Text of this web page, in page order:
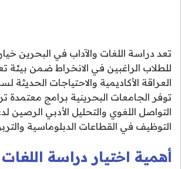
تعد دراسة اللغات والآداب في البحرين
للطلاب الراغبين في الانخراط ضمن بيئة
العراقة الأكاديمية والاحتياجات
توفر الجامعات البحرينية برامج معتمدة
التواصل اللغوي والتحليل الأدبي الرصين
التوظيف في القطاعات الدبلوماسية
أهمية اختيار دراسة